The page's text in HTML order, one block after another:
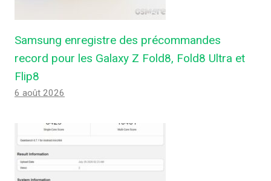
Samsung enregistre des précommandes
record pour les Galaxy Z Fold8, Fold8 Ultra et
Flip8
6 août 2026